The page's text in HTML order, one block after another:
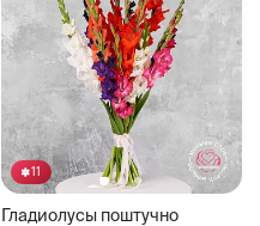
11
Гладиолусы поштучно